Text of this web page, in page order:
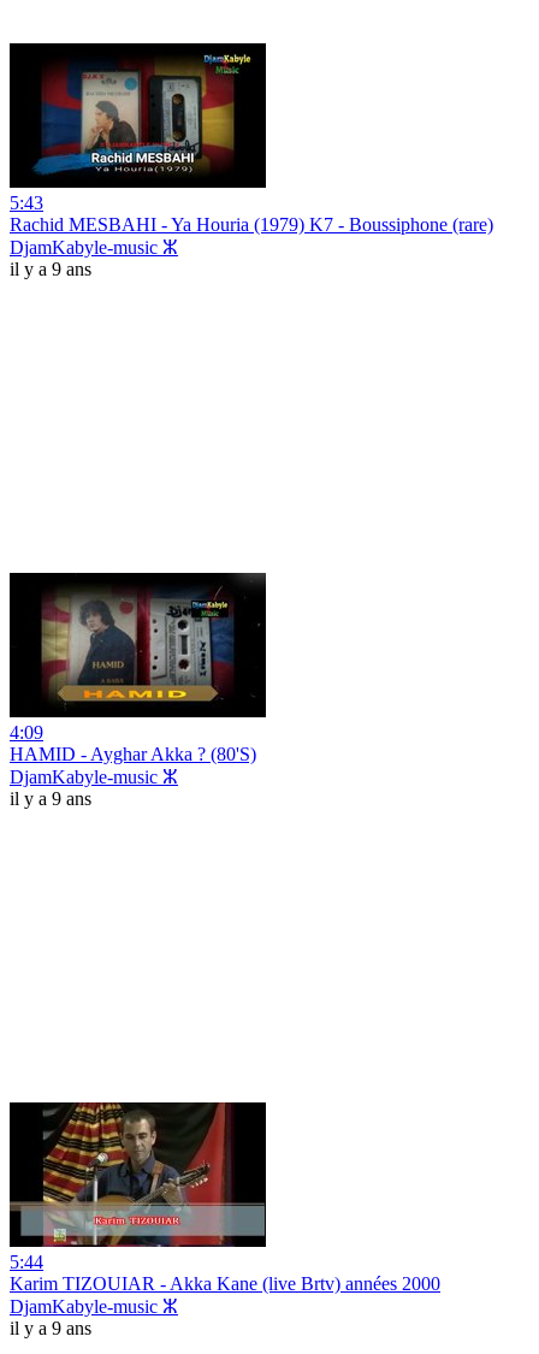
5:43
Rachid MESBAHI - Ya Houria (1979) K7 - Boussiphone (rare)
DjamKabyle-music ⵣ
il y a 9 ans
4:09
HAMID - Ayghar Akka ? (80'S)
DjamKabyle-music ⵣ
il y a 9 ans
5:44
Karim TIZOUIAR - Akka Kane (live Brtv) années 2000
DjamKabyle-music ⵣ
il y a 9 ans